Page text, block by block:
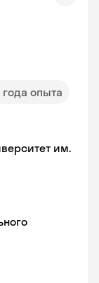
года опыта
им.